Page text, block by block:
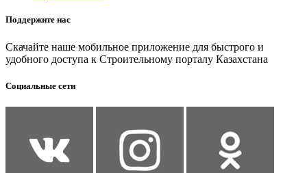
Поддержите нас
Скачайте наше мобильное приложение для быстрого и
удобного доступа к Строительному порталу Казахстана
Социальные сети